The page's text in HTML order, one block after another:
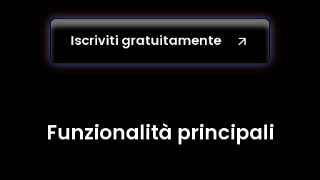
Iscriviti gratuitamente
Funzionalità principali